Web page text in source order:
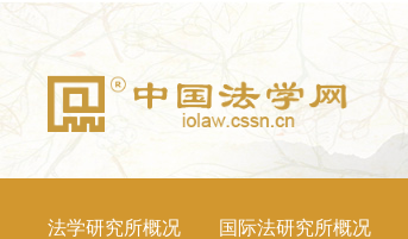
法学研究所概况 国际法研究所概况